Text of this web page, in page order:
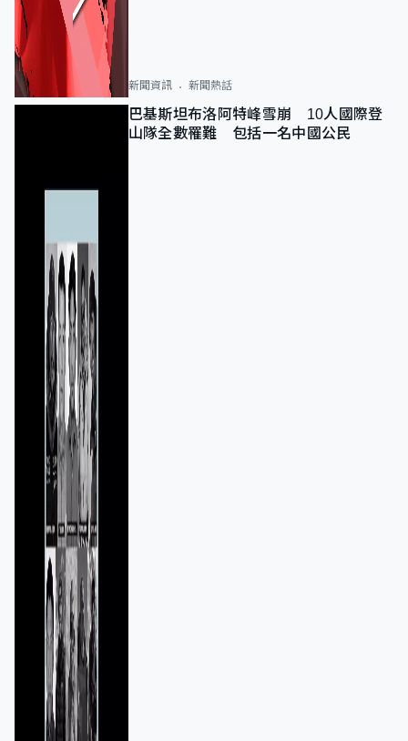
新聞資訊 新聞熱話
巴基斯坦布洛阿特峰雪崩 10人國際登
山隊全數罹難 包括一名中國公民